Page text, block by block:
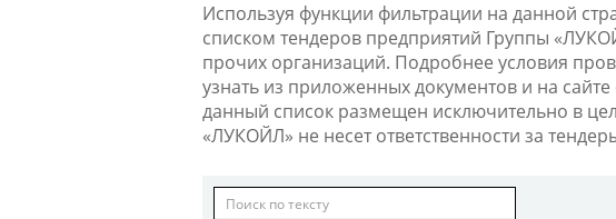
Используя функции фильтрации на данной
списком тендеров предприятий Группы
прочих организаций. Подробнее условия
узнать из приложенных документов и на
данный список размещен исключительно в
«ЛУКОЙЛ» не несет ответственности за